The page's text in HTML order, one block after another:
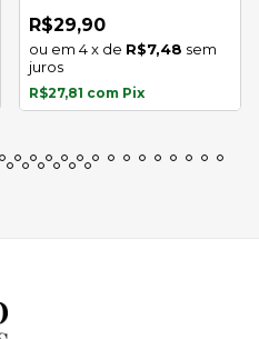
R$29,90
4x de R$7,48 sem
juros
R$27,81 com Pix